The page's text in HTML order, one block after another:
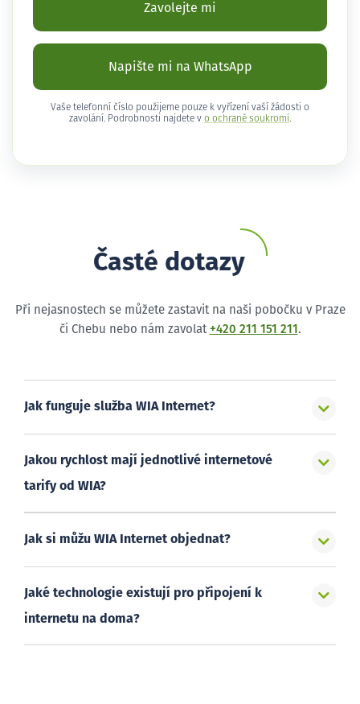
Zavolejte mi
Napište mi na WhatsApp
Vaše telefonní číslo použijeme pouze k vyřízení vaší žádosti o
zavolání. Podrobnosti najdete v o ochraně soukromí .
Časté dotazy
Při nejasnostech se můžete zastavit na naši pobočku v Praze
či Chebu nebo nám zavolat +420 211 151 211 .
Jak funguje služba WIA Internet?
Jakou rychlost mají jednotlivé internetové
tarify od WIA?
Jak si můžu WIA Internet objednat?
Jaké technologie existují pro připojení k
internetu na doma?